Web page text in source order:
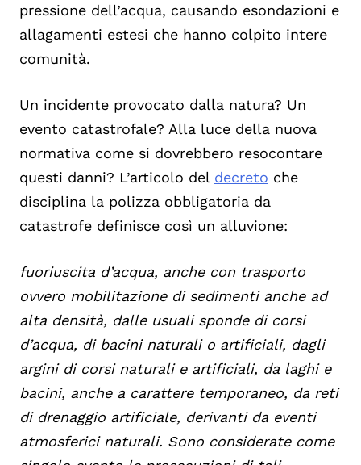
pressione dell’acqua, causando esondazioni e
allagamenti estesi che hanno colpito intere
comunità.
Un incidente provocato dalla natura? Un
evento catastrofale? Alla luce della nuova
normativa come si dovrebbero resocontare
questi danni? L’articolo del decreto che
disciplina la polizza obbligatoria da
catastrofe definisce così un alluvione:
fuoriuscita d’acqua, anche con trasporto
ovvero mobilitazione di sedimenti anche ad
alta densità, dalle usuali sponde di corsi
d’acqua, di bacini naturali o artificiali, dagli
argini di corsi naturali e artificiali, da laghi e
bacini, anche a carattere temporaneo, da reti
di drenaggio artificiale, derivanti da eventi
atmosferici naturali. Sono considerate come